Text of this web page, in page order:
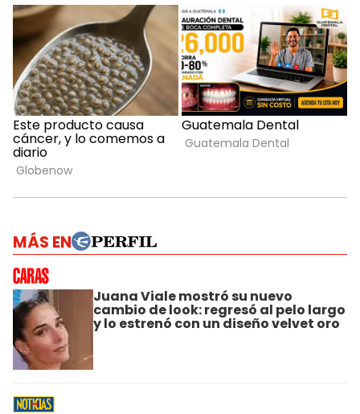
MÁS EN
Juana Viale mostró su nuevo
cambio de look: regresó al pelo largo
y lo estrenó con un diseño velvet oro